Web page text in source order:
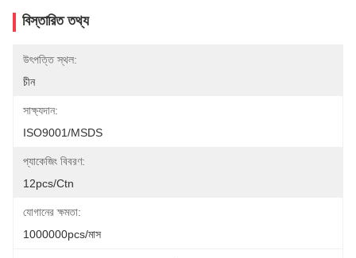
বিস্তারিত তথ্য
উৎপত্তি স্থল:
চীন
সাক্ষ্যদান:
ISO9001/MSDS
প্যাকেজিং বিবরণ:
12pcs/ctn
যোগানের ক্ষমতা:
1000000pcs/মাস